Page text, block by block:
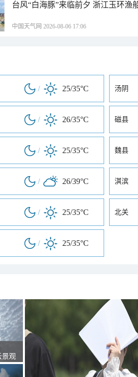
台风“白海豚”来临前夕 浙江玉环渔
中国天气网 2026-08-06 17:06
/ 25/35°C 汤阴
/ 26/35°C 磁县
/ 25/35°C 魏县
/ 26/39°C 淇滨
/ 25/35°C 北关
/ 25/35°C
景观